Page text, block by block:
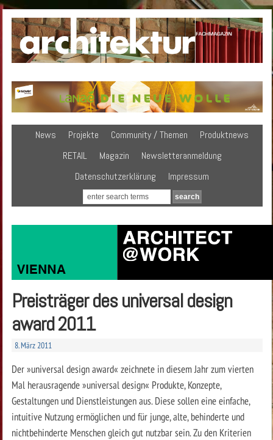
News Projekte Community / Themen
Produktnews
RETAIL
Magazin
Newsletteranmeldung
Datenschutzerklärung
Impressum
Preisträger des universal design
award 2011
8. März 2011
Der »universal design award« zeichnete in diesem Jahr zum vierten
Mal herausragende »universal design« Produkte, Konzepte,
Gestaltungen und Dienstleistungen aus. Diese sollen eine einfache,
intuitive Nutzung ermöglichen und für junge, alte, behinderte und
nichtbehinderte Menschen gleich gut nutzbar sein. Zu den Kriterien